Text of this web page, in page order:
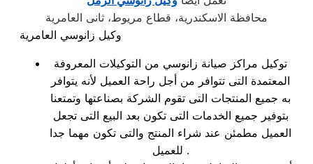
محافظة الاسكندرية، قطاع مريوط، ثانى العامرية
وكيل زانوسي العامرية
توكيل مراكز صيانة زانوسي من التوكيلات المعروفة
المعتمدة التى تتوافر من أجل راحة العميل لأنه يتوافر
به جميع المنتجات التى تقوم الشركة بصناعتها وتمتعنا
بتوفير جميع الخدمات التى تكون بعد البيع التى تجعل
العميل مطمئن عند شراء المنتج والتى تكون مهما جدا
للعميل .